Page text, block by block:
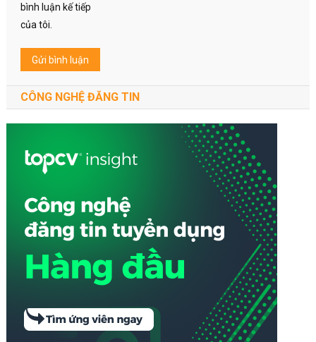
bình luận kế tiếp
của tôi.
CÔNG NGHỆ ĐĂNG TIN